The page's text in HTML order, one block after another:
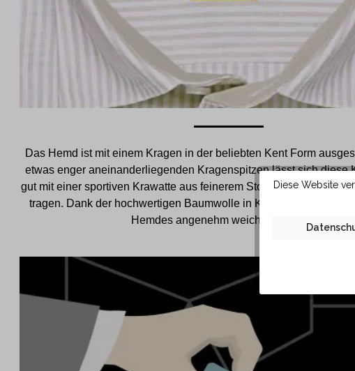
Das Hemd ist mit einem Kragen in der beliebten Kent Form
etwas enger aneinanderliegenden Kragenspitzen lässt sich diese
gut mit einer sportiven Krawatte aus feinerem Stoff und schmäleren
tragen. Dank der hochwertigen Baumwolle in KAUF Qualität liegt
Hemdes angenehm weich auf der Haut.
Diese Website